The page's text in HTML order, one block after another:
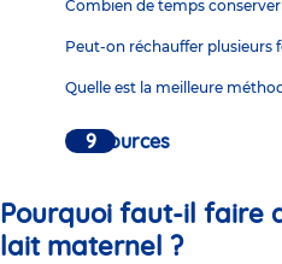
Combien de temps
Peut-on réchauffer plusieurs
Quelle est la meilleure
Ressources
Pourquoi faut-il faire
lait maternel ?